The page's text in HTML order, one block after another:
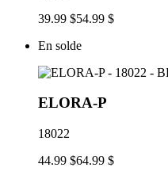
39.99 $54.99 $
En solde
ELORA-P
18022
44.99 $64.99 $